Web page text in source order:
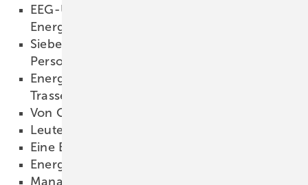
EEG-Umlageberechnung bremst
Energiewende
Sieben Erfolgsfaktoren für die
Personalsuche
Energiewende braucht weniger HGÜ-
Trassen
Von Oligarchen und Oasen
Leute finden und behalten
Eine Börse für Wattpapiere
Energie beginnt beim Entwurf
Manager optimiert Energieflüsse